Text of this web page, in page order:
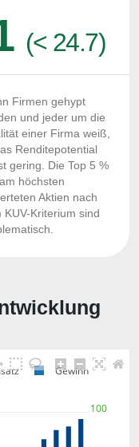
(< 24.7)
Firmen gehypt
und jeder um die
einer Firma weiß,
Renditepotential
gering. Die Top 5 %
höchsten
Aktien nach
KUV-Kriterium sind
100
Gewinn